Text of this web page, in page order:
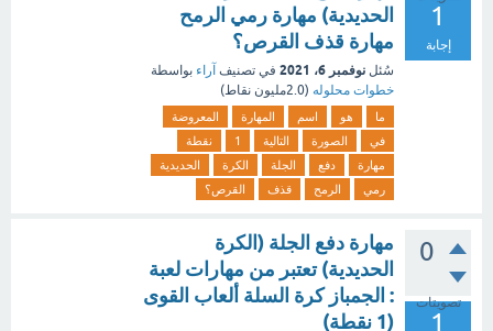
1
إجابة
الحديدية) مهارة رمي الرمح
مهارة قذف القرص؟
سُئل نوفمبر 6، 2021 في تصنيف آراء بواسطة
خطوات محلوله (2.0مليون نقاط)
ما هو اسم المهارة
المعروضة
في
الصورة التالية 1
نقطة
مهارة
دفع الجلة الكرة
الحديدية
رمي
الرمح قذف القرص؟
0
تصويتات
1
مهارة دفع الجلة (الكرة
الحديدية) تعتبر من مهارات لعبة
: الجمباز كرة السلة ألعاب القوى
(1 نقطة)